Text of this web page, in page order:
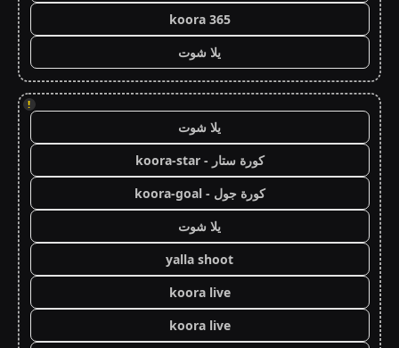
koora 365
يلا شوت
!
يلا شوت
كورة ستار - koora-star
كورة جول - koora-goal
يلا شوت
yalla shoot
koora live
koora live